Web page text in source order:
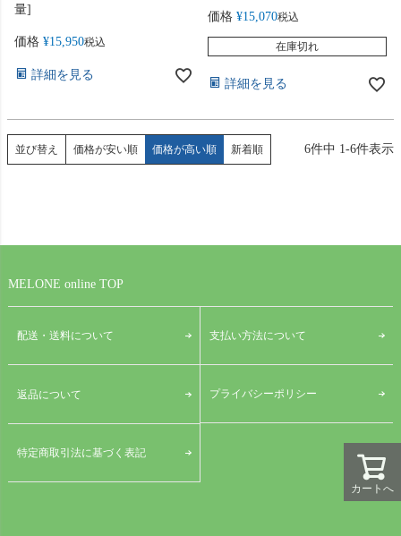
量]
価格 ¥15,950税込
詳細を見る
価格 ¥15,070税込
在庫切れ
詳細を見る
並び替え 価格が安い順 価格が高い順 新着順 6件中 1-6件表示
カートへ
MELONE online TOP
配送・送料について 支払い方法について
返品について プライバシーポリシー
特定商取引法に基づく表記